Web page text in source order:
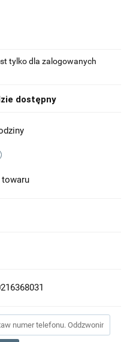
tylko dla zalogowanych
dostępny
towaru